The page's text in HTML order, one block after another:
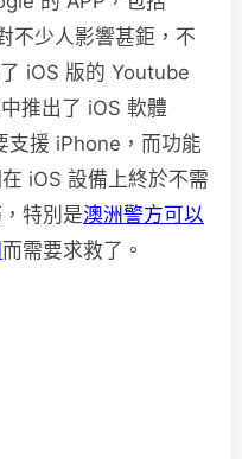
不少人影響甚鉅，不
iOS 版的 Youtube
推出了 iOS 軟體
支援 iPhone，而功能
iOS 設備上終於不需
特別是澳洲警方可以
而需要求救了。